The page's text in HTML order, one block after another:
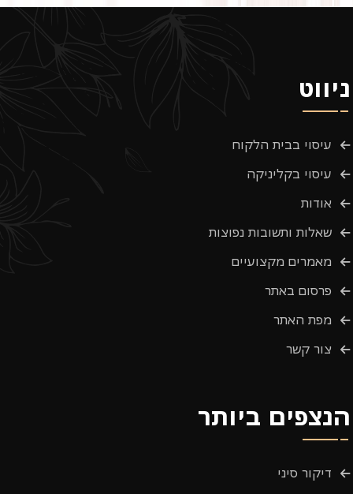
ניווט
עיסוי בבית הלקוח
עיסוי בקליניקה
אודות
שאלות ותשובות נפוצות
מאמרים מקצועיים
פרסום באתר
מפת האתר
צור קשר
הנצפים ביותר
דיקור סיני